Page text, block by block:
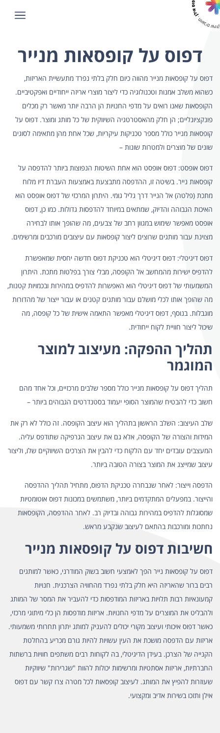
דפוס על קופסאות מנייר
דפוס על קופסאות מנייר מהווה כיום חלק בלתי נפרד מתעשיית האריזות,
כשהוא משלב אמנות וטכנולוגיה כדי ליצור מוצרי אריזה ייחודיים ואפקטיביים.
הקופסאות שאנו רואים על מדפי החנויות הן הרבה יותר מאשר רק מכלים
פונקציונליים; הן חלק מהאסטרטגיה השיווקית של כל מותג ומוצר. דפוס על
קופסאות מנייר כולל מספר טכניקות עיקריות, שכל אחת מהן מתאימה לסוגים
שונים של מוצרים ולמטרות שונות –
דפוס אופסט: דפוס אופסט הוא אחת השיטות הנפוצות ביותר להדפסה על
קופסאות נייר. בשיטה זו, ההדפסה מתבצעת באמצעות העברת דיו מלוח
מתכת (פלטה) אל הנייר דרך גליל גומי. היתרון המרכזי של דפוס אופסט הוא
האיכות הגבוהה והדיוק, שמתאים במיוחד להדפסות גדולות. כמו כן, דפוס
אופסט מאפשר שימוש במגוון רחב של צבעים, מה שהופך אותו לבחירה
מצוינת עבור מותגים שרוצים ליצור קופסאות עם עיצובים מורכבים ומרשימים.
דפוס דיגיטלי: דפוס דיגיטלי הוא טכניקת דפוס חדשה יחסית שמאפשרת
להדפיס ישירות מהמחשב אל הקופסה, מבלי צורך בפלטות מתכת. היתרון
המשמעותי של דפוס דיגיטלי הוא האפשרות להדפיס במהירות ובכמויות קטנות,
מה שהופך אותו לכלי מושלם עבור מותגים קטנים או עבור ייצור של מהדורות
מוגבלות. בנוסף, דפוס דיגיטלי מאפשר התאמה אישית של כל קופסה, מה
שיכול ליצור חוויית לקוח ייחודית.
תהליך ההפקה: מעיצוב למוצר
המוגמר
תהליך דפוס על קופסאות מנייר כולל מספר שלבים מרכזיים, וכל אחד מהם
חשוב כדי להבטיח שהמוצר הסופי יעמוד בסטנדרטים הגבוהים ביותר –
שלב העיצוב: השלב הראשון בתהליך הוא עיצוב הקופסה. זה כולל לא רק את
המידות והצורה של הקופסה, אלא גם את עיצוב הגרפיקה שתודפס עליה.
המעצבים עובדים יחד עם הלקוח כדי להבין את הצרכים השיווקיים שלו, וליצור
עיצוב שמייצג את המוצר בצורה הטובה ביותר.
הדפסה וייצור: לאחר שנבחרה טכניקת הדפוס, מתחיל תהליך ההדפסה
והייצור. במפעלים המתקדמים ביותר, משתמשים במכונות דפוס אוטומטיות
שמסוגלות להדפיס במהירות גבוהה ובדיוק רב. לאחר ההדפסה, הקופסאות
נחתכות ומורכבות בהתאם לעיצוב שנקבע מראש.
חשיבות דפוס על קופסאות מנייר
דפוס על קופסאות נייר הפך לאמצעי חשוב בשוק המודרני, כאשר למותגים
רבים ברור שהאריזה היא חלק בלתי נפרד מהחוויה הצרכנית. חנויות
קמעונאיות רבות תלויות באריזות המודפסות כדי להעביר את המסר של המותג
ולהבליט את המוצרים על מדפי החנויות. אריזות מודפסות הן כלי מיתוגי מרכזי,
כאשר דפוס איכותי ועיצוב מקורי יכולים להעניק למותג יתרון תחרותי משמעותי.
אריזות עם הדפסה מושכת את העין עשויות להיות גורם מכריע בהחלטת
הקנייה של הצרכן. בעידן הדיגיטלי, בה לקוחות רבים משתפים חוויות ברשתות
החברתיות, אריזות אסתטיות ומרשימות יכולות להוות "שגרירות" שיווקיות
שעוזרות להפיץ את המותג. לעיצוב קופסאות לכל מטרה צרו קשר עם דפוס
אילן ותזכו בשירות אדיב ומקצועי.